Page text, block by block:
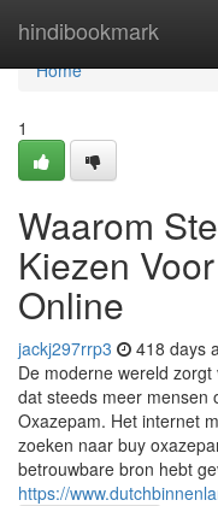
hindibookmark
Home
Home
1
Waarom
Kiezen
Online
jackj297rrp3 418 days
De moderne wereld
dat steeds meer mensen
Oxazepam. Het internet
zoeken naar buy
betrouwbare bron hebt
https://